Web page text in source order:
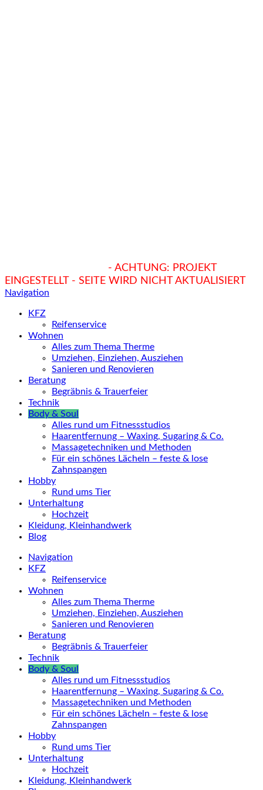
- ACHTUNG: PROJEKT
EINGESTELLT - SEITE WIRD NICHT AKTUALISIERT
Navigation
KFZ
Reifenservice
Wohnen
Alles zum Thema Therme
Umziehen, Einziehen, Ausziehen
Sanieren und Renovieren
Beratung
Begräbnis & Trauerfeier
Technik
Body & Soul
Alles rund um Fitnessstudios
Haarentfernung – Waxing, Sugaring & Co.
Massagetechniken und Methoden
Für ein schönes Lächeln – feste & lose
Zahnspangen
Hobby
Rund ums Tier
Unterhaltung
Hochzeit
Kleidung, Kleinhandwerk
Blog
Navigation
KFZ
Reifenservice
Wohnen
Alles zum Thema Therme
Umziehen, Einziehen, Ausziehen
Sanieren und Renovieren
Beratung
Begräbnis & Trauerfeier
Technik
Body & Soul
Alles rund um Fitnessstudios
Haarentfernung – Waxing, Sugaring & Co.
Massagetechniken und Methoden
Für ein schönes Lächeln – feste & lose
Zahnspangen
Hobby
Rund ums Tier
Unterhaltung
Hochzeit
Kleidung, Kleinhandwerk